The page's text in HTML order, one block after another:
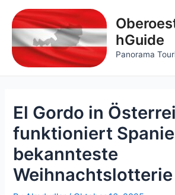
content
hGuide
Panorama
El Gordo in
funktioniert
bekannteste
Weihnachtslotterie